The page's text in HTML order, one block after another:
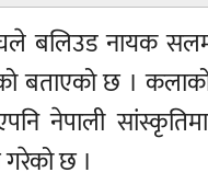
नायक
बताएको छ ।
नेपाली
छ ।